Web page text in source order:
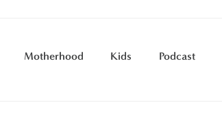
Motherhood Kids Podcast